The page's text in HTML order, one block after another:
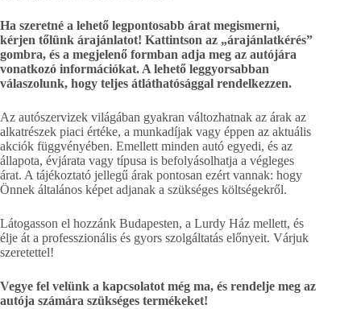
Ha szeretné a lehető legpontosabb árat megismerni,
kérjen tőlünk árajánlatot! Kattintson az „árajánlatkérés”
gombra, és a megjelenő formban adja meg az autójára
vonatkozó információkat. A lehető leggyorsabban
válaszolunk, hogy teljes átláthatósággal rendelkezzen.
Az autószervizek világában gyakran változhatnak az árak az
alkatrészek piaci értéke, a munkadíjak vagy éppen az aktuális
akciók függvényében. Emellett minden autó egyedi, és az
állapota, évjárata vagy típusa is befolyásolhatja a végleges
árat. A tájékoztató jellegű árak pontosan ezért vannak: hogy
Önnek általános képet adjanak a szükséges költségekről.
Látogasson el hozzánk Budapesten, a Lurdy Ház mellett, és
élje át a professzionális és gyors szolgáltatás előnyeit. Várjuk
szeretettel!
Vegye fel velünk a kapcsolatot még ma, és rendelje meg az
autója számára szükséges termékeket!